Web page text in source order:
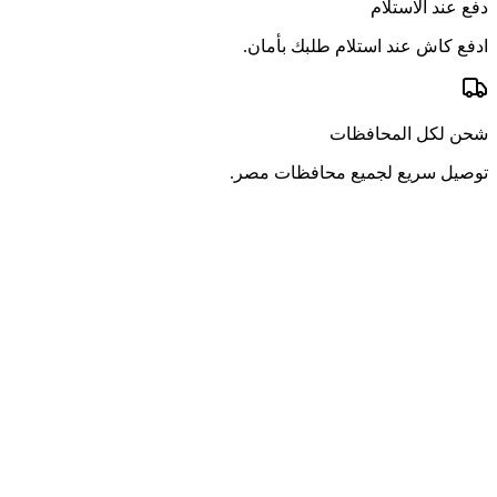
دفع عند الاستلام
ادفع كاش عند استلام طلبك بأمان.
شحن لكل المحافظات
توصيل سريع لجميع محافظات مصر.